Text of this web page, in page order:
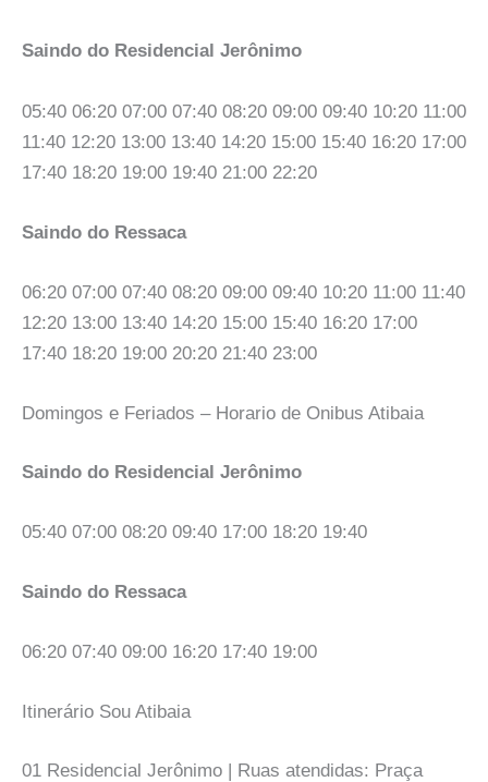
Saindo do Residencial Jerônimo
05:40 06:20 07:00 07:40 08:20 09:00 09:40 10:20 11:00
11:40 12:20 13:00 13:40 14:20 15:00 15:40 16:20 17:00
17:40 18:20 19:00 19:40 21:00 22:20
Saindo do Ressaca
06:20 07:00 07:40 08:20 09:00 09:40 10:20 11:00 11:40
12:20 13:00 13:40 14:20 15:00 15:40 16:20 17:00
17:40 18:20 19:00 20:20 21:40 23:00
Domingos e Feriados – Horario de Onibus Atibaia
Saindo do Residencial Jerônimo
05:40 07:00 08:20 09:40 17:00 18:20 19:40
Saindo do Ressaca
06:20 07:40 09:00 16:20 17:40 19:00
Itinerário Sou Atibaia
01 Residencial Jerônimo | Ruas atendidas: Praça